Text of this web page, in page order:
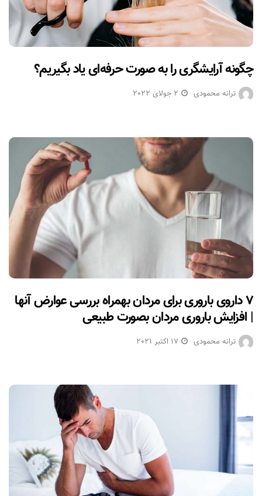
چگونه آرایشگری را به صورت حرفه‌ای یاد بگیریم؟
ترانه محمودی 2 جولای 2022
۷ داروی باروری برای مردان بهمراه بررسی عوارض آنها
| افزایش باروری مردان بصورت طبیعی
ترانه محمودی 17 اکتبر 2021